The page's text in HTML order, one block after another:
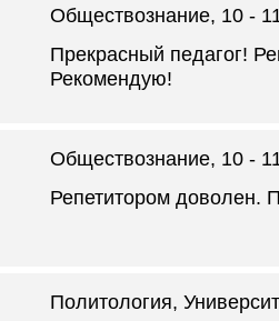
Обществознание, 10 -
Прекрасный педагог!
Рекомендую!
Обществознание, 10 -
Репетитором доволен.
Политология,